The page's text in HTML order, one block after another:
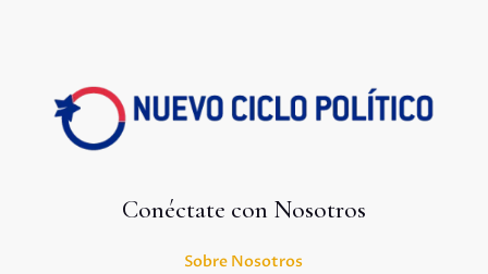
Conéctate con Nosotros
Sobre Nosotros